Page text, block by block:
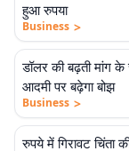
हुआ रुपया
Business >
डॉलर की बढ़ती मांग
आदमी पर बढ़ेगा बोझ
Business >
रुपये में गिरावट चिंता